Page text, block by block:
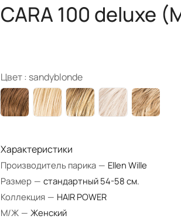
CARA 100 deluxe
Цвет : sandyblonde
Характеристики
Производитель парика — Ellen Wille
Размер — стандартный 54-58 см.
Коллекция — HAIR POWER
М/Ж — Женский